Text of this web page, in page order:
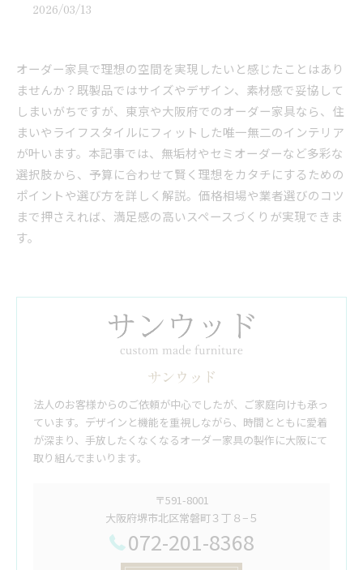
2026/03/13
オーダー家具で理想の空間を実現したいと感じたことはあり
ませんか？既製品ではサイズやデザイン、素材感で妥協して
しまいがちですが、東京や大阪府でのオーダー家具なら、住
まいやライフスタイルにフィットした唯一無二のインテリア
が叶います。本記事では、無垢材やセミオーダーなど多彩な
選択肢から、予算に合わせて賢く理想をカタチにするための
ポイントや選び方を詳しく解説。価格相場や業者選びのコツ
まで押さえれば、満足感の高いスペースづくりが実現できま
す。
サンウッド
法人のお客様からのご依頼が中心でしたが、ご家庭向けも承っ
ています。デザインと機能を重視しながら、時間とともに愛着
が深まり、手放したくなくなるオーダー家具の製作に大阪にて
取り組んでまいります。
〒591-8001
大阪府堺市北区常磐町３丁８−５
072-201-8368